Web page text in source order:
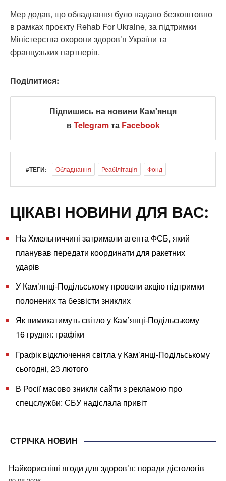
Мер додав, що обладнання було надано безкоштовно
в рамках проєкту Rehab For Ukraine, за підтримки
Міністерства охорони здоров’я України та
французьких партнерів.
Поділитися:
Підпишись на новини Кам'янця
вTelegramта Facebook
#ТЕГИ: Обладнання Реабілітація Фонд
ЦІКАВІ НОВИНИ ДЛЯ ВАС:
На Хмельниччині затримали агента ФСБ, який
планував передати координати для ракетних
ударів
У Кам’янці-Подільському провели акцію підтримки
полонених та безвісти зниклих
Як вимикатимуть світло у Кам’янці-Подільському
16 грудня: графіки
Графік відключення світла у Кам’янці-Подільському
сьогодні, 23 лютого
В Росії масово зникли сайти з рекламою про
спецслужби: СБУ надіслала привіт
СТРІЧКА НОВИН
Найкорисніші ягоди для здоров’я: поради дієтологів